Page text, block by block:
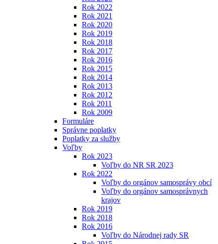
Rok 2022
Rok 2021
Rok 2020
Rok 2019
Rok 2018
Rok 2017
Rok 2016
Rok 2015
Rok 2014
Rok 2013
Rok 2012
Rok 2011
Rok 2009
Formuláre
Správne poplatky
Poplatky za služby
Voľby
Rok 2023
Voľby do NR SR 2023
Rok 2022
Voľby do orgánov samosprávy obcí
Voľby do orgánov samosprávnych
krajov
Rok 2019
Rok 2018
Rok 2016
Voľby do Národnej rady SR